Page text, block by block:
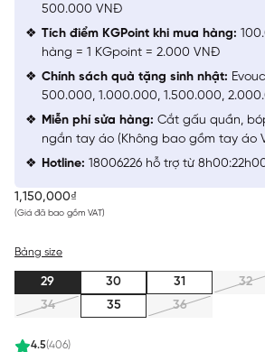
1,150,000₫
(Giá đã bao gồm VAT)
4.5(406)
Bảng size
29 30 31 32
34
35 36
500.000 VNĐ
Tích điểm KGPoint khi mua hàng:
hàng = 1 KGpoint = 2.000 VNĐ
Chính sách quà tặng sinh nhật:
500.000, 1.000.000, 1.500.000,
Miễn phí sửa hàng: Cắt gấu quần,
ngắn tay áo (Không bao gồm tay áo
Hotline: 18006226 hỗ trợ từ